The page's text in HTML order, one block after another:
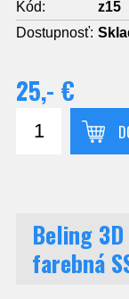
Kód:
z15
Dostupnosť:
25,- €
Beling
farebná